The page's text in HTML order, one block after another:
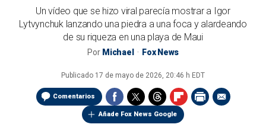
Un vídeo que se hizo viral parecía mostrar a Igor
Lytvynchuk lanzando una piedra a una foca y alardeando
de su riqueza en una playa de Maui
Por Michael Fox News
Publicado 17 de mayo de 2026, 20:46 h EDT
Comentarios
Añade Fox News Google